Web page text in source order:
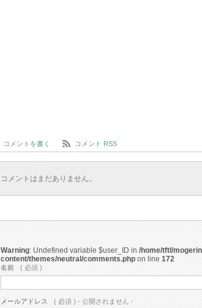
コメントを書く コメント RSS
コメントはまだありません。
Warning : Undefined variable $user_ID in/home/tftl/
content/themes/neutral/comments.phpon line172
名前 ( 必須 )
メールアドレス ( 必須 ) - 公開されません -